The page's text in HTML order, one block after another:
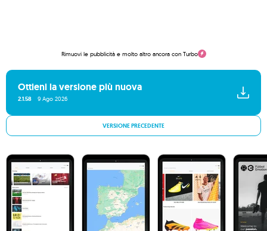
Rimuovi le pubblicità e molto altro ancora con Turbo
Ottieni la versione più nuova
2.1.58 9 Ago 2026
VERSIONE PRECEDENTE